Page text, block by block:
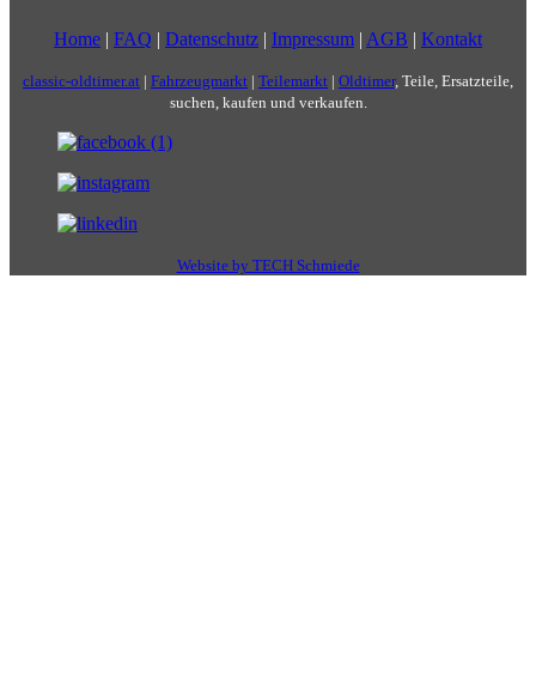
Home | FAQ | Datenschutz | Impressum | AGB | Kontakt
classic-oldtimer.at | Fahrzeugmarkt | Teilemarkt | Oldtimer, Teile, Ersatzteile,
suchen, kaufen und verkaufen.
Website by TECH Schmiede